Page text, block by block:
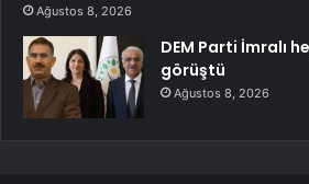
Ağustos 8, 2026
DEM Parti İmralı
görüştü
Ağustos 8, 2026